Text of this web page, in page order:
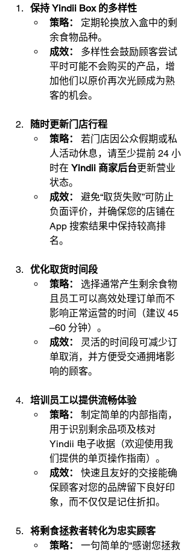
保持 Yindii Box 的多样性
策略：
定期轮换放入盒中的剩
余食物品种。
成效：
多样性会鼓励顾客尝试
平时可能不会购买的产品，增
加他们以原价再次光顾成为熟
客的机会。
随时更新门店行程
策略：
若门店因公众假期或私
人活动休息，请至少提前 24 小
时在 Yindii 商家后台更新营业
状态。
成效：
避免“取货失败”可防止
负面评价，并确保您的店铺在
App 搜索结果中保持较高排
名。
优化取货时间段
策略：
选择通常产生剩余食物
且员工可以高效处理订单而不
影响正常运营的时间（建议 45
–60 分钟）。
成效：
灵活的时间段可减少订
单取消，并方便受交通拥堵影
响的顾客。
培训员工以提供流畅体验
策略：
制定简单的内部指南，
用于识别剩余品项及核对
Yindii 电子收据（欢迎使用我
们提供的单页操作指南）。
成效：
快速且友好的交接能确
保顾客对您的品牌留下良好印
象，而不仅仅是记住折扣。
将剩食拯救者转化为忠实顾客
策略：
一句简单的“感谢您拯救